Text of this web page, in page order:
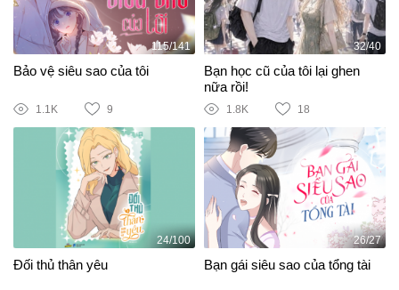
115/141
Bảo vệ siêu sao của tôi
1.1K 9
32/40
Bạn học cũ của tôi lại ghen
nữa rồi!
1.8K 18
24/100
Đối thủ thân yêu
26/27
Bạn gái siêu sao của tổng tài